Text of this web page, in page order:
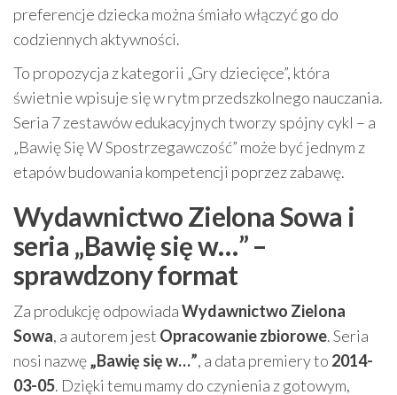
preferencje dziecka można śmiało włączyć go do
codziennych aktywności.
To propozycja z kategorii „Gry dziecięce”, która
świetnie wpisuje się w rytm przedszkolnego nauczania.
Seria 7 zestawów edukacyjnych tworzy spójny cykl – a
„Bawię Się W Spostrzegawczość” może być jednym z
etapów budowania kompetencji poprzez zabawę.
Wydawnictwo Zielona Sowa i
seria „Bawię się w…” –
sprawdzony format
Za produkcję odpowiadaWydawnictwo Zielona
Sowa, a autorem jest Opracowanie zbiorowe. Seria
nosi nazwę„Bawię się w…”, a data premiery to 2014-
03-05. Dzięki temu mamy do czynienia z gotowym,